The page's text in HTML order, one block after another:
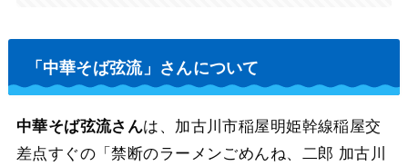
「中華そば弦流」さんについて
中華そば弦流さんは、加古川市稲屋明姫幹線稲屋交
差点すぐの「禁断のラーメンごめんね、二郎 加古川